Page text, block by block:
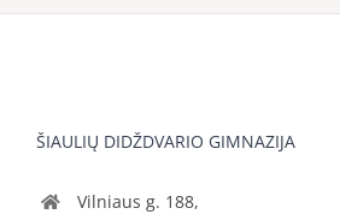
ŠIAULIŲ DIDŽDVARIO GIMNAZIJA
Vilniaus g. 188,